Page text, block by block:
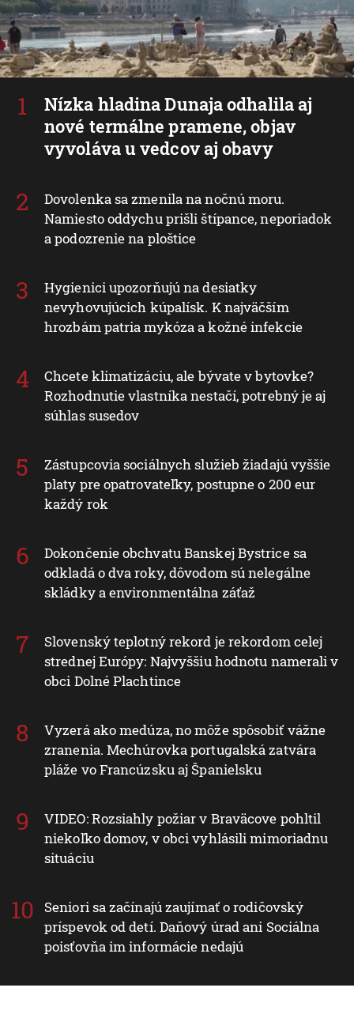
Nízka hladina Dunaja odhalila aj
nové termálne pramene, objav
vyvoláva u vedcov aj obavy
Dovolenka sa zmenila na nočnú moru.
Namiesto oddychu prišli štípance, neporiadok
a podozrenie na ploštice
Hygienici upozorňujú na desiatky
nevyhovujúcich kúpalísk. K najväčším
hrozbám patria mykóza a kožné infekcie
Chcete klimatizáciu, ale bývate v bytovke?
Rozhodnutie vlastníka nestačí, potrebný je aj
súhlas susedov
Zástupcovia sociálnych služieb žiadajú vyššie
platy pre opatrovateľky, postupne o 200 eur
každý rok
Dokončenie obchvatu Banskej Bystrice sa
odkladá o dva roky, dôvodom sú nelegálne
skládky a environmentálna záťaž
Slovenský teplotný rekord je rekordom celej
strednej Európy: Najvyššiu hodnotu namerali v
obci Dolné Plachtince
Vyzerá ako medúza, no môže spôsobiť vážne
zranenia. Mechúrovka portugalská zatvára
pláže vo Francúzsku aj Španielsku
VIDEO: Rozsiahly požiar v Braväcove pohltil
niekoľko domov, v obci vyhlásili mimoriadnu
situáciu
Seniori sa začínajú zaujímať o rodičovský
príspevok od detí. Daňový úrad ani Sociálna
poisťovňa im informácie nedajú